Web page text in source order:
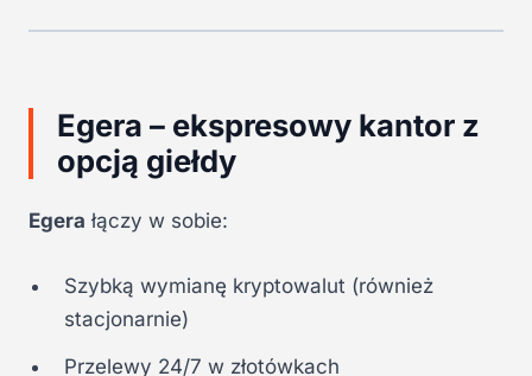
Egera – ekspresowy kantor z
opcją giełdy
Egera łączy w sobie:
Szybką wymianę kryptowalut (również
stacjonarnie)
Przelewy 24/7 w złotówkach